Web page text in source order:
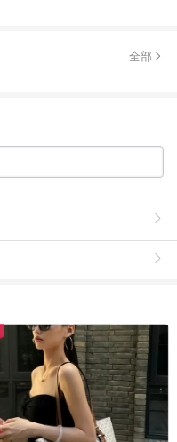
全部